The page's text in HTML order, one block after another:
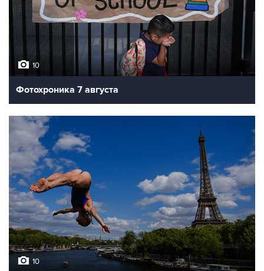
10
Фотохроника 7 августа
10